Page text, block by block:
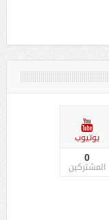
يوتيوب
0
المشتركين